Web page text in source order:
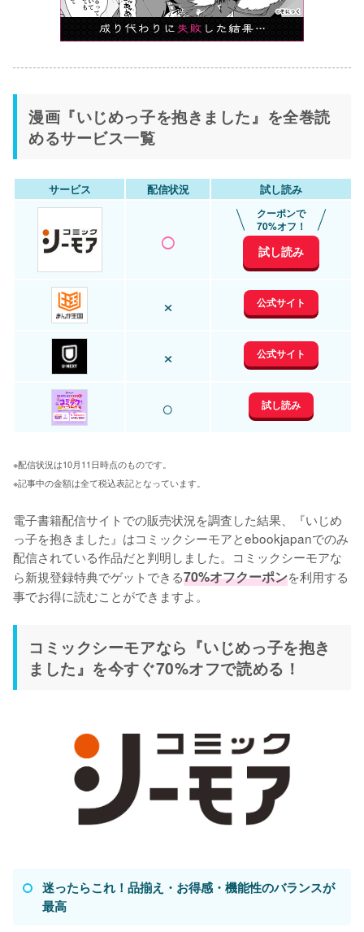
漫画『いじめっ子を抱きました』を全巻読
めるサービス一覧
サービス 配信状況 試し読み
○
クーポンで
70%オフ！
試し読み
× 公式サイト
× 公式サイト
○ 試し読み
※配信状況は10月11日時点のものです。
※記事中の金額は全て税込表記となっています。
電子書籍配信サイトでの販売状況を調査した結果、『いじめ
っ子を抱きました』はコミックシーモアとebookjapanでのみ
配信されている作品だと判明しました。コミックシーモアな
ら新規登録特典でゲットできる70%オフクーポンを利用する
事でお得に読むことができますよ。
コミックシーモアなら『いじめっ子を抱き
ました』を今すぐ70%オフで読める！
迷ったらこれ！品揃え・お得感・機能性のバランスが
最高